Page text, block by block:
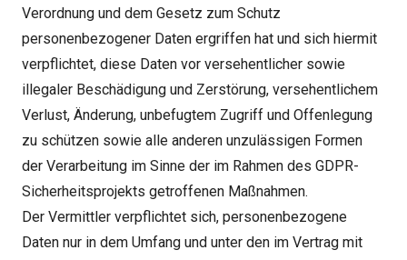
Verordnung und dem Gesetz zum Schutz
personenbezogener Daten ergriffen hat und sich hiermit
verpflichtet, diese Daten vor versehentlicher sowie
illegaler Beschädigung und Zerstörung, versehentlichem
Verlust, Änderung, unbefugtem Zugriff und Offenlegung
zu schützen sowie alle anderen unzulässigen Formen
der Verarbeitung im Sinne der im Rahmen des GDPR-
Sicherheitsprojekts getroffenen Maßnahmen.
Der Vermittler verpflichtet sich, personenbezogene
Daten nur in dem Umfang und unter den im Vertrag mit